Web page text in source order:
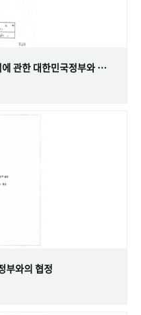
가족계획 분야에 있어서의 기술협력에 관한 대한민국정부와 스웨덴 정부간의 협정
부와의 협정